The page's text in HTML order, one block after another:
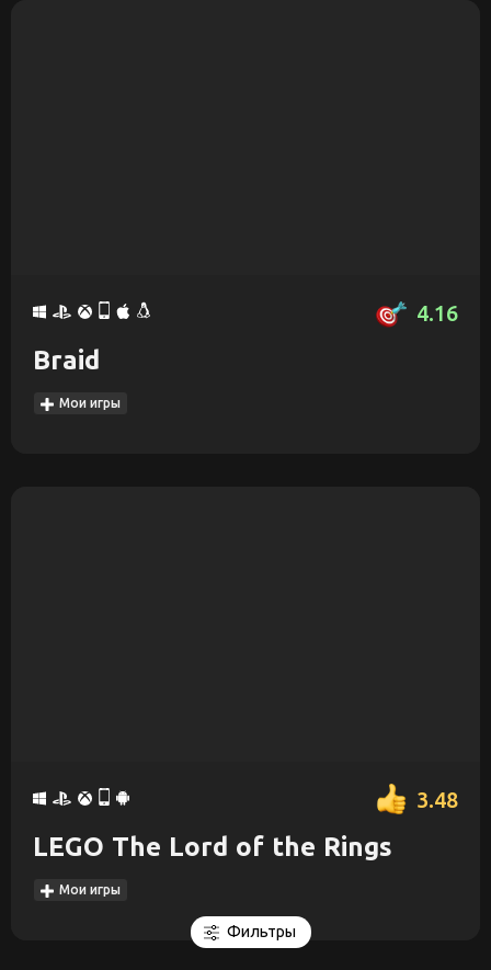
4.16
Braid
Мои игры
3.48
LEGO The Lord of the Rings
Мои игры
Фильтры